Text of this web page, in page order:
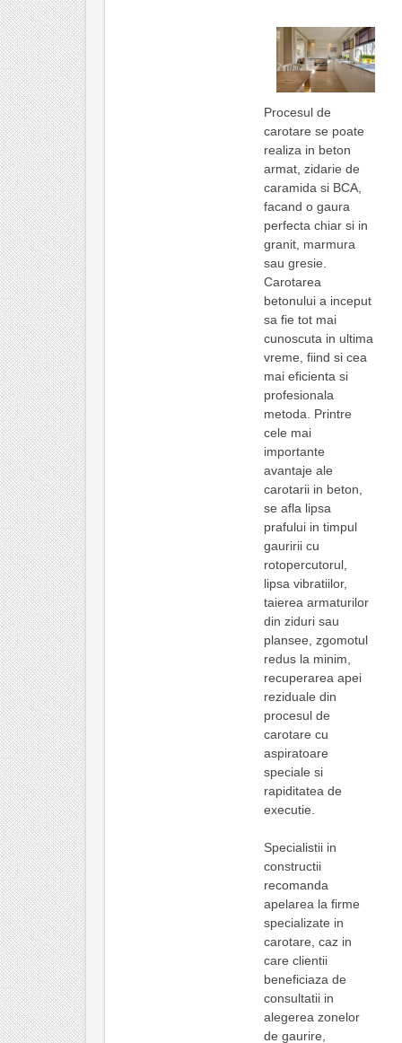
Procesul de
carotare se poate
realiza in beton
armat, zidarie de
caramida si BCA,
facand o gaura
perfecta chiar si in
granit, marmura
sau gresie.
Carotarea
betonului a inceput
sa fie tot mai
cunoscuta in ultima
vreme, fiind si cea
mai eficienta si
profesionala
metoda. Printre
cele mai
importante
avantaje ale
carotarii in beton,
se afla lipsa
prafului in timpul
gauririi cu
rotopercutorul,
lipsa vibratiilor,
taierea armaturilor
din ziduri sau
plansee, zgomotul
redus la minim,
recuperarea apei
reziduale din
procesul de
carotare cu
aspiratoare
speciale si
rapiditatea de
executie.
Specialistii in
constructii
recomanda
apelarea la firme
specializate in
carotare, caz in
care clientii
beneficiaza de
consultatii in
alegerea zonelor
de gaurire,